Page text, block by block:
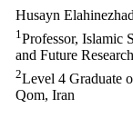
Husayn Elahinezhad
1 Professor, Islamic
and Future
2Level 4 Graduate
Qom, Iran